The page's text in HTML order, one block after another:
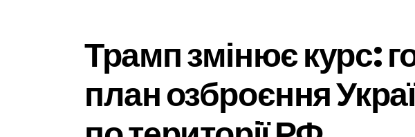
Трамп змінює курс:
план озброєння